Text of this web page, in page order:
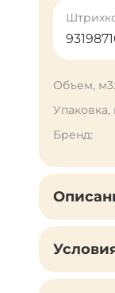
Объем, м3:
Упаковка,
Бренд: